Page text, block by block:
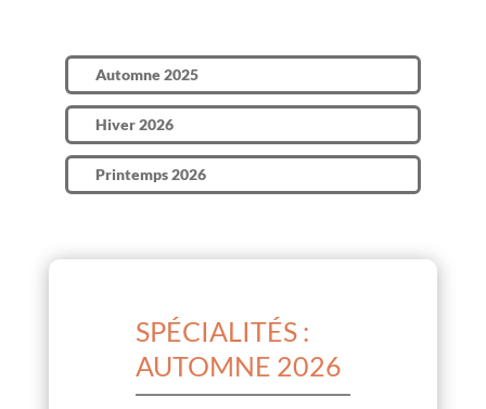
Automne 2025
Hiver 2026
Printemps 2026
SPÉCIALITÉS :
AUTOMNE 2026